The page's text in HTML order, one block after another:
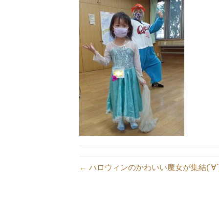
← ハロウィンのかわいい魔女が集結